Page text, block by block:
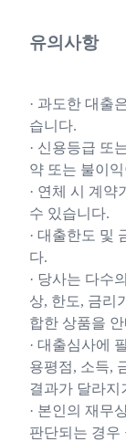
유의사항
· 과도한 대출
습니다.
· 신용등급 또
약 또는 불이
· 연체 시 계
수 있습니다.
· 대출한도 및
다.
· 당사는 다수
상, 한도, 금리
합한 상품을
· 대출심사에
용평점, 소득,
결과가 달라지
· 본인의 재무
판단되는 경우